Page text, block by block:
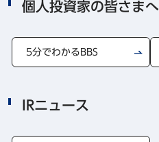
個人投資家の皆さまへ
5分でわかるBBS
IRニュース